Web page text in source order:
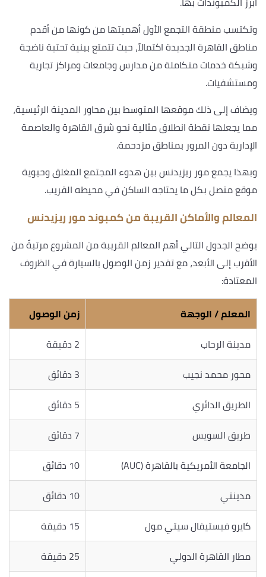
وتكتسب منطقة التجمع الأول أهميتها من كونها من أقدم
مناطق القاهرة الجديدة اكتمالاً، حيث تتمتع ببنية تحتية ناضجة
وشبكة خدمات متكاملة من مدارس وجامعات ومراكز تجارية
ومستشفيات.
ويضاف إلى ذلك موقعها المتوسط بين محاور المدينة الرئيسية،
مما يجعلها نقطة انطلاق مثالية نحو شرق القاهرة والعاصمة
الإدارية دون المرور بمناطق مزدحمة.
وبهذا يجمع مور ريزيدنس بين هدوء المجتمع المغلق وحيوية
موقع متصل بكل ما يحتاجه الساكن في محيطه القريب.
المعالم والأماكن القريبة من كمبوند مور ريزيدنس
يوضح الجدول التالي أهم المعالم القريبة من المشروع مرتبةً من
الأقرب إلى الأبعد، مع تقدير زمن الوصول بالسيارة في الظروف
المعتادة:
المعلم / الوجهة
زمن الوصول
مدينة الرحاب
2 دقيقة
محور محمد نجيب
3 دقائق
الطريق الدائري
5 دقائق
طريق السويس
7 دقائق
الجامعة الأمريكية بالقاهرة (AUC)
10 دقائق
مدينتي
10 دقائق
كايرو فيستيفال سيتي مول
15 دقيقة
مطار القاهرة الدولي
25 دقيقة